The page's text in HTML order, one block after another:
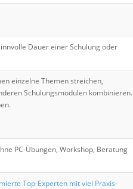
Dauer einer Schulung oder
einzelne Themen streichen,
Schulungsmodulen kombinieren.
PC-Übungen, Workshop, Beratung
Top-Experten mit viel Praxis-